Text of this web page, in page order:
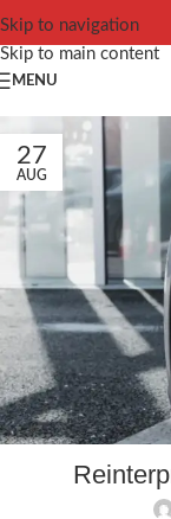
Skip to navigation
Skip to main content
MENU
27
AUG